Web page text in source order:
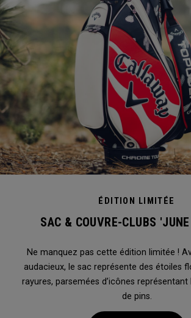
ÉDITION LIMITÉE
SAC & COUVRE-CLUBS
Ne manquez pas cette édition limitée !
audacieux, le sac représente des étoiles
rayures, parsemées d’icônes
de pins.